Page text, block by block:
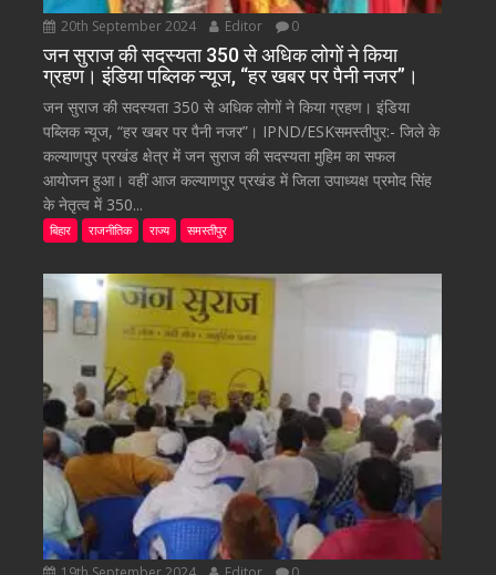
20th September 2024 Editor 0
जन सुराज की सदस्यता 350 से अधिक लोगों ने किया
ग्रहण। इंडिया पब्लिक न्यूज, “हर खबर पर पैनी नजर”।
जन सुराज की सदस्यता 350 से अधिक लोगों ने किया ग्रहण। इंडिया
पब्लिक न्यूज, “हर खबर पर पैनी नजर”। IPND/ESKसमस्तीपुर:- जिले के
कल्याणपुर प्रखंड क्षेत्र में जन सुराज की सदस्यता मुहिम का सफल
आयोजन हुआ। वहीं आज कल्याणपुर प्रखंड में जिला उपाध्यक्ष प्रमोद सिंह
के नेतृत्व में 350...
बिहार राजनीतिक राज्य समस्तीपुर